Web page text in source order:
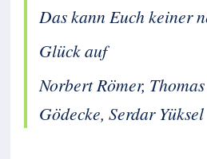
Das kann Euch keiner
Glück auf
Norbert Römer,
Gödecke, Serdar Yüksel